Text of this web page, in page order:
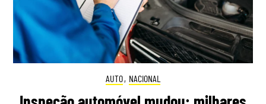
AUTO, NACIONAL